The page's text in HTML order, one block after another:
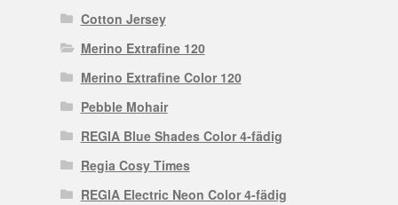
Cotton Jersey
Merino Extrafine 120
Merino Extrafine Color 120
Pebble Mohair
REGIA Blue Shades Color 4-fädig
Regia Cosy Times
REGIA Electric Neon Color 4-fädig